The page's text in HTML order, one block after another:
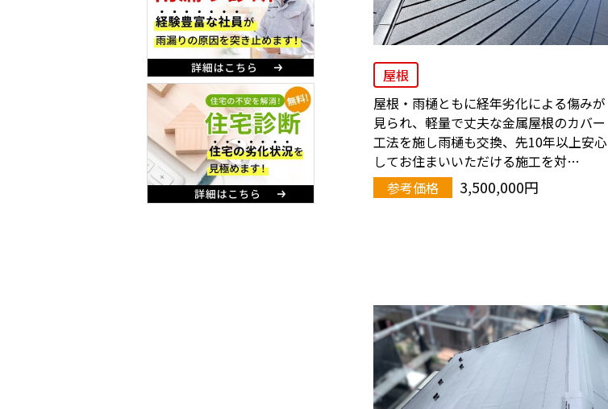
屋根
屋根・雨樋ともに経年劣化による傷みが
見られ、軽量で丈夫な金属屋根のカバー
工法を施し雨樋も交換、先10年以上安心
してお住まいいただける施工を対…
参考価格
3,500,000円